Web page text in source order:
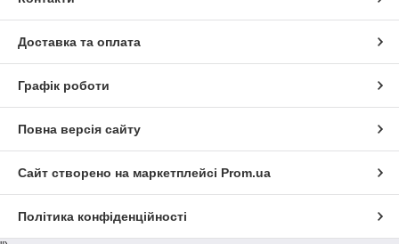
Доставка та оплата
Графік роботи
Повна версія сайту
Сайт створено на маркетплейсі Prom.ua
Політика конфіденційності